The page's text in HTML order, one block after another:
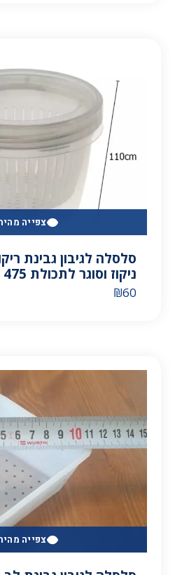
צפייה
סלסלה לגיבון גבינת
ניקוז וסוגר לתכולת 475 מיל' גבן
₪60
צפייה